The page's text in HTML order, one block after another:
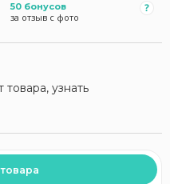
50 бонусов
за отзыв с фото
узнать